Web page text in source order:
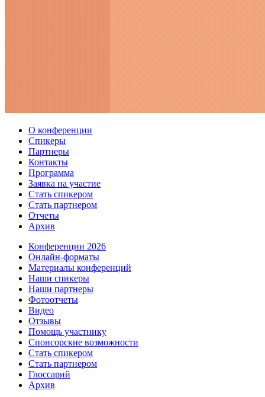
О конференции
Спикеры
Партнеры
Контакты
Программа
Заявка на участие
Стать спикером
Стать партнером
Отчеты
Архив
Конференции 2026
Онлайн-форматы
Материалы конференций
Наши спикеры
Наши партнеры
Фотоотчеты
Видео
Отзывы
Помощь участнику
Спонсорские возможности
Стать спикером
Стать партнером
Глоссарий
Архив